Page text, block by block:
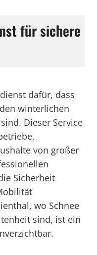
für sichere
dafür, dass
winterlichen
Dieser Service
von großer
Sicherheit
wo Schnee
sind, ist ein